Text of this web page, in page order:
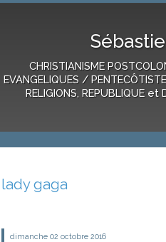
CHRISTIANISME
EVANGELIQUES /
RELIGIONS, REPUBLIQUE et
lady gaga
dimanche 02 octobre 2016